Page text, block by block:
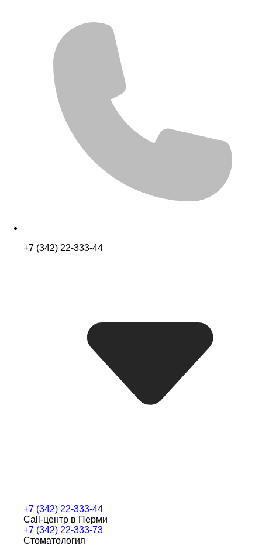
+7 (342) 22-333-44
+7 (342) 22-333-44
Call-центр в Перми
+7 (342) 22-333-73
Стоматология